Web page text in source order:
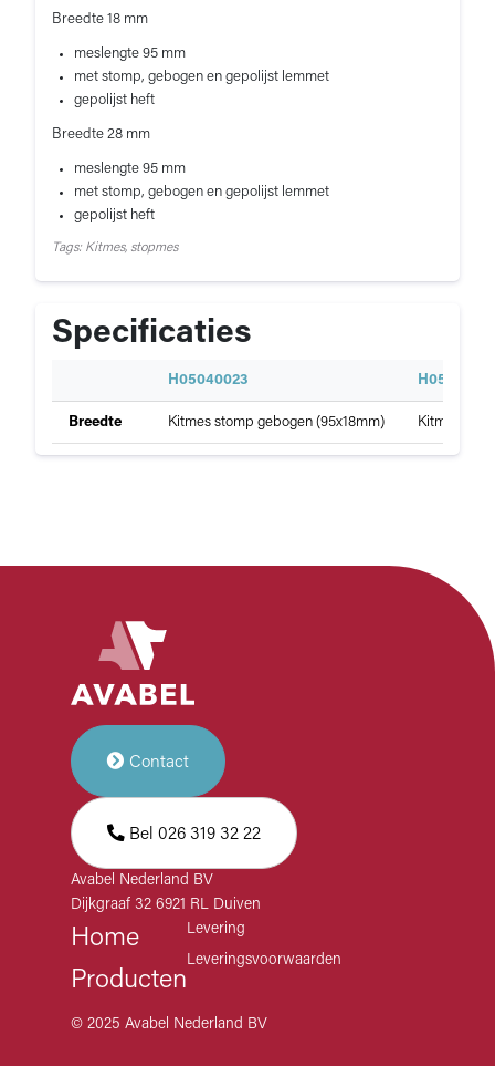
Breedte 18 mm
meslengte 95 mm
met stomp, gebogen en gepolijst lemmet
gepolijst heft
Breedte 28 mm
meslengte 95 mm
met stomp, gebogen en gepolijst lemmet
gepolijst heft
Tags: Kitmes, stopmes
Specificaties
Kitmes,
p
e
c
a
H05040023
Breedte Kitmes stomp gebogen (95x18mm) Kitmes
Contact
Bel 026 319 32 22
Avabel Nederland BV
Dijkgraaf 32 6921 RL Duiven
Home
Producten
Levering
Leveringsvoorwaarden
© 2025 Avabel Nederland BV